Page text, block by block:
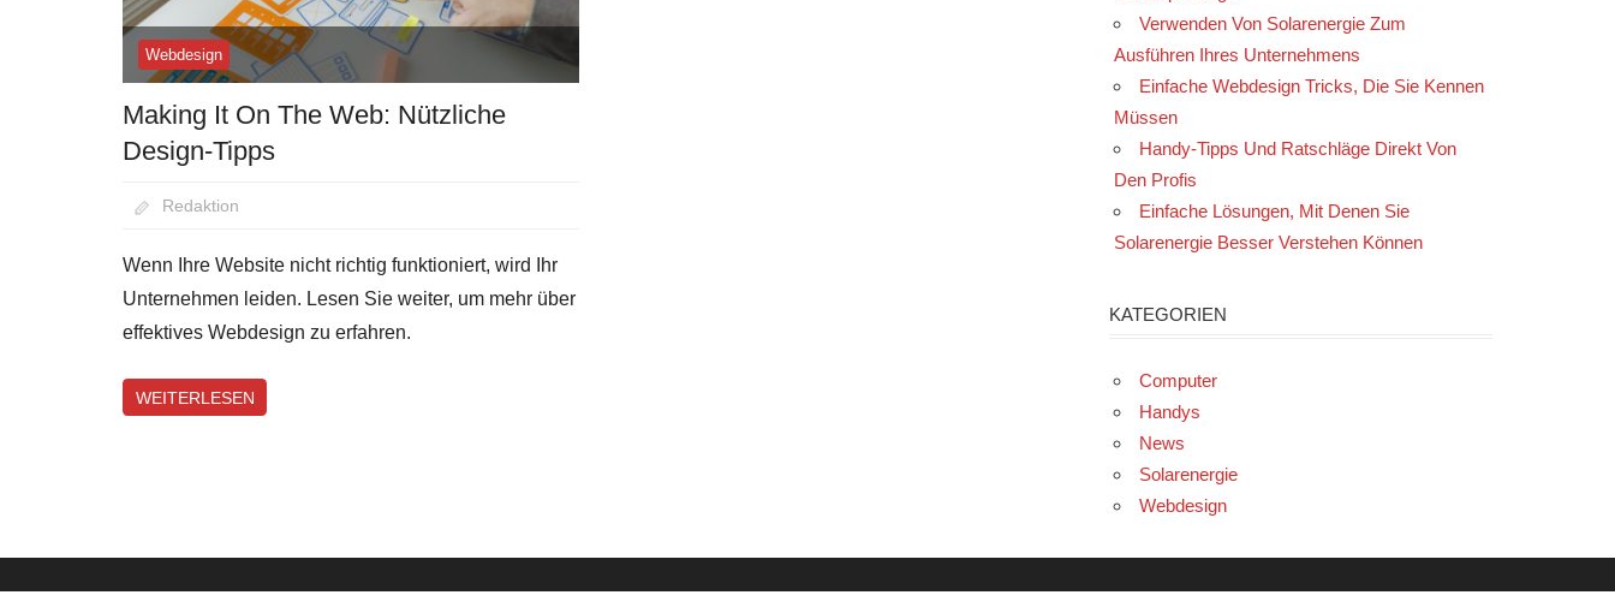
Webdesign
Making It On The Web: Nützliche
Design-Tipps
August 25, 2020
Redaktion
Wenn Ihre Website nicht richtig funktioniert, wird Ihr
Unternehmen leiden. Lesen Sie weiter, um mehr über
effektives Webdesign zu erfahren.
WEITERLESEN
Verwenden Von Solarenergie Zum
Ausführen Ihres Unternehmens
Einfache Webdesign Tricks, Die Sie Kennen
Müssen
Handy-Tipps Und Ratschläge Direkt Von
Den Profis
Einfache Lösungen, Mit Denen Sie
Solarenergie Besser Verstehen Können
KATEGORIEN
Computer
Handys
News
Solarenergie
Webdesign